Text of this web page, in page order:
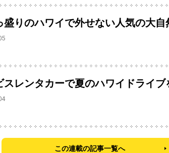
盛りのハワイで外せない人気の大自
スレンタカーで夏のハワイドライブ
この連載の記事一覧へ